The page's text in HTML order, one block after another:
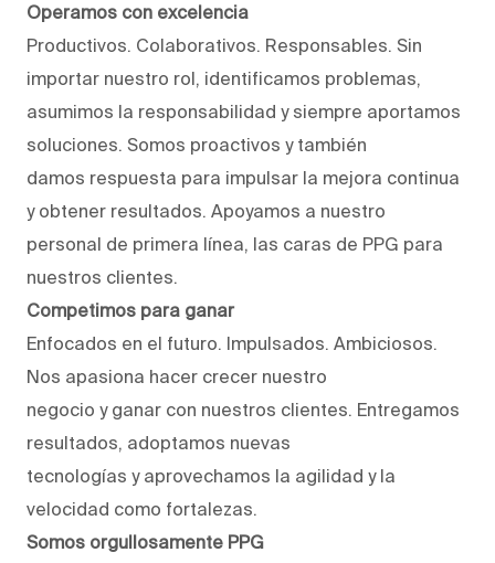
Operamos con excelencia
Productivos. Colaborativos. Responsables. Sin
importar nuestro rol, identificamos problemas,
asumimos la responsabilidad y siempre aportamos
soluciones. Somos proactivos y también
damos respuesta para impulsar la mejora continua
y obtener resultados. Apoyamos a nuestro
personal de primera línea, las caras de PPG para
nuestros clientes.
Competimos para ganar
Enfocados en el futuro. Impulsados. Ambiciosos.
Nos apasiona hacer crecer nuestro
negocio y ganar con nuestros clientes. Entregamos
resultados, adoptamos nuevas
tecnologías y aprovechamos la agilidad y la
velocidad como fortalezas.
Somos orgullosamente PPG